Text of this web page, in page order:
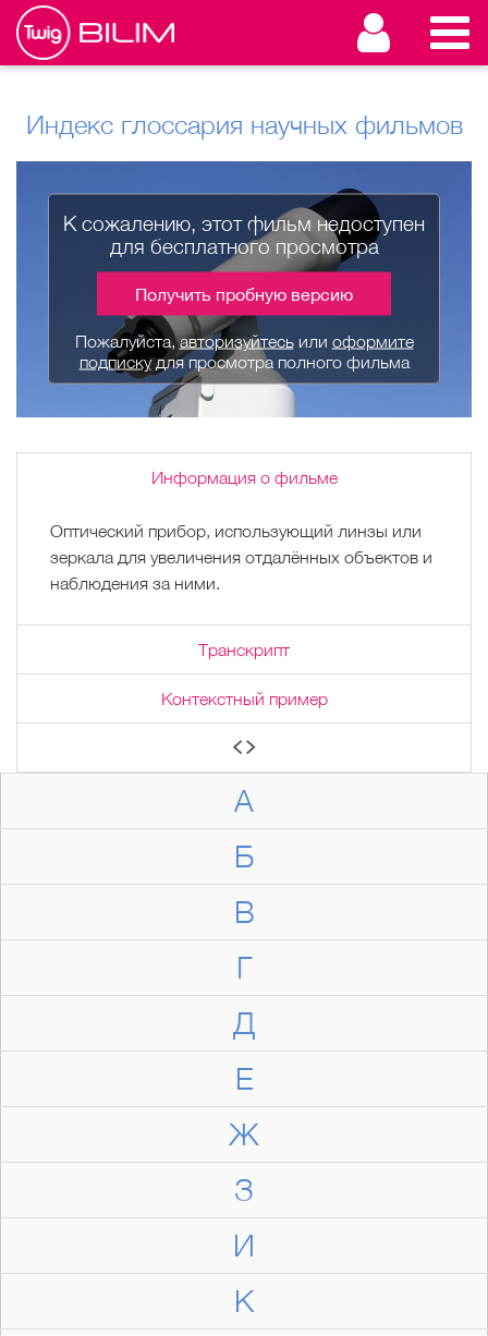
Индекс глоссария научных фильмов
А
Б
В
Г
Д
Е
Ж
З
И
К
К сожалению, этот фильм недоступен
для бесплатного просмотра
Получить пробную версию
Пожалуйста,авторизуйтесьили оформите
подпискудля просмотра полного фильма
Информация о фильме
Оптический прибор, использующий линзы или
зеркала для увеличения отдалённых объектов и
наблюдения за ними.
Транскрипт
Контекстный пример